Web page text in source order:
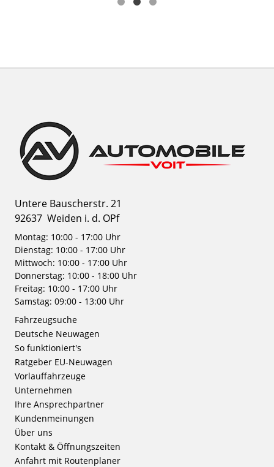
Untere Bauscherstr. 21
92637 Weiden i. d. OPf
Montag: 10:00 - 17:00 Uhr
Dienstag: 10:00 - 17:00 Uhr
Mittwoch: 10:00 - 17:00 Uhr
Donnerstag: 10:00 - 18:00 Uhr
Freitag: 10:00 - 17:00 Uhr
Samstag: 09:00 - 13:00 Uhr
Fahrzeugsuche
Deutsche Neuwagen
So funktioniert's
Ratgeber EU-Neuwagen
Vorlauffahrzeuge
Unternehmen
Ihre Ansprechpartner
Kundenmeinungen
Über uns
Kontakt & Öffnungszeiten
Anfahrt mit Routenplaner